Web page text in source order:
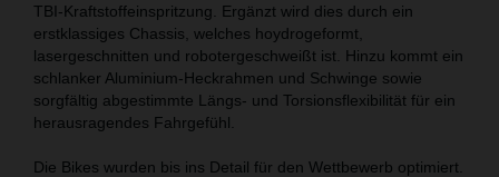
TBI-Kraftstoffeinspritzung. Ergänzt wird dies durch ein
erstklassiges Chassis, welches hoydrogeformt,
lasergeschnitten und robotergeschweißt ist. Hinzu kommt ein
schlanker Aluminium-Heckrahmen und Schwinge sowie
sorgfältig abgestimmte Längs- und Torsionsflexibilität für ein
herausragendes Fahrgefühl.
Die Bikes wurden bis ins Detail für den Wettbewerb optimiert.